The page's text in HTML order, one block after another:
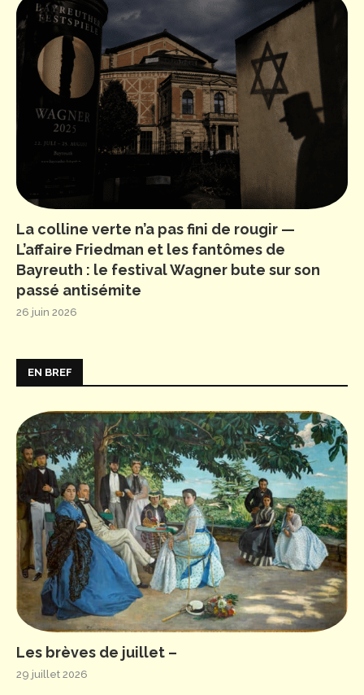
La colline verte n’a pas fini de rougir —
L’affaire Friedman et les fantômes de
Bayreuth : le festival Wagner bute sur son
passé antisémite
26 juin 2026
EN BREF
Les brèves de juillet –
29 juillet 2026